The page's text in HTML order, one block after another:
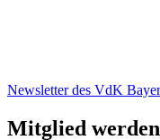
Newsletter des VdK
Mitglied werden